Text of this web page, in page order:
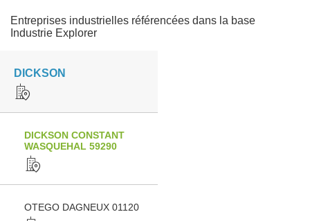
Entreprises industrielles référencées dans la base
Industrie Explorer
DICKSON
DICKSON CONSTANT
WASQUEHAL 59290
OTEGO DAGNEUX 01120